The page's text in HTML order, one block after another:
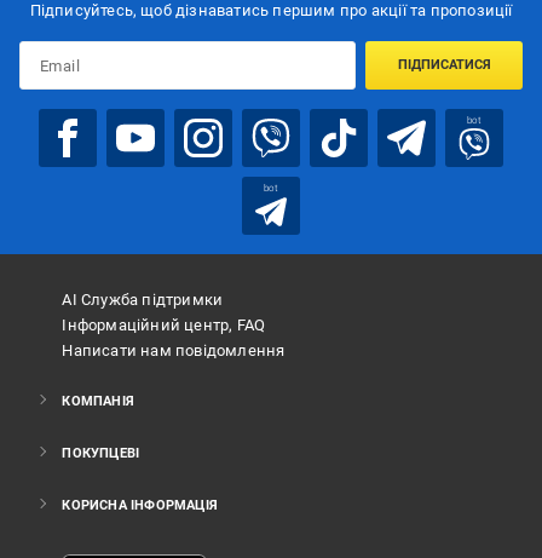
Підписуйтесь, щоб дізнаватись першим про акції та пропозиції
ПІДПИСАТИСЯ
bot
bot
АІ Служба підтримки
Інформаційний центр, FAQ
Написати нам повідомлення
КОМПАНІЯ
ПОКУПЦЕВІ
КОРИСНА ІНФОРМАЦІЯ